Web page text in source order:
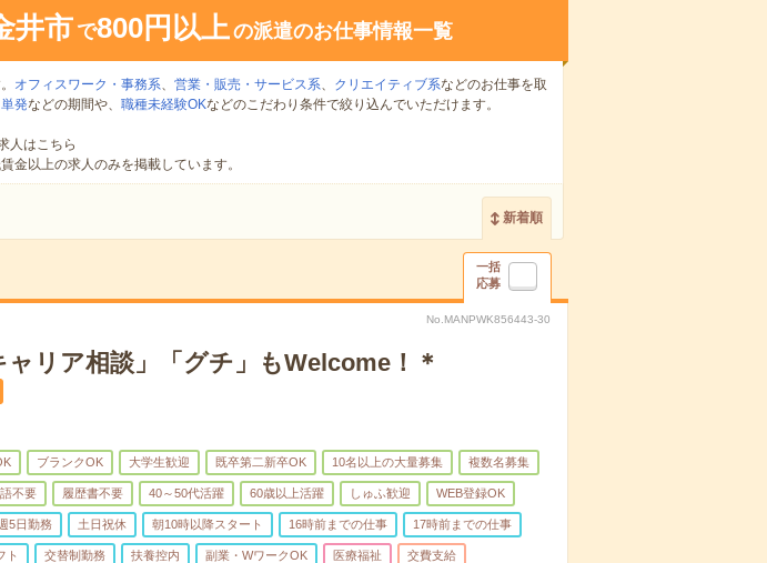
井市 で800円以上の派遣のお仕事情報一覧
オフィスワーク・事務系、 営業・販売・サービス系、 クリエイティブ系などのお仕事を取
単発などの期間や、 職種未経験OKなどのこだわり条件で絞り込んでいただけます。
人はこちら
金以上の求人のみを掲載しています。
新着順
一括
応募
No.MANPWK856443-30
ャリア相談」「グチ」もWelcome！＊
ブランクOK 大学生歓迎 既卒第二新卒OK 10名以上の大量募集 複数名募集
不要 履歴書不要 40～50代活躍 60歳以上活躍 しゅふ歓迎 WEB登録OK
5日勤務 土日祝休 朝10時以降スタート 16時前までの仕事 17時前までの仕事
ト 交替制勤務 扶養控内 副業・WワークOK 医療福祉 交費支給